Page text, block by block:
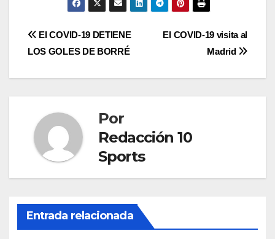
El COVID-19 visita al
Madrid
El COVID-19 DETIENE
LOS GOLES DE BORRÉ
Por
Redacción 10
Sports
Entrada relacionada